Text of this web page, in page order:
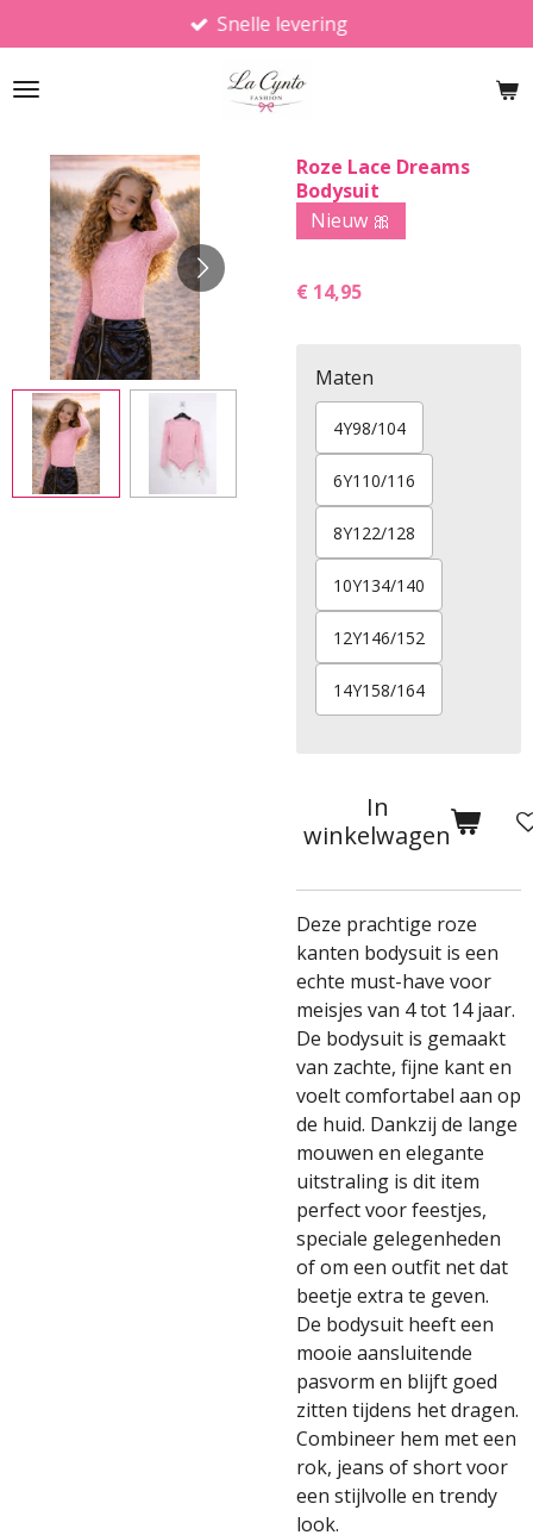
direct
naar
Snelle levering
Roze Lace Dreams
Bodysuit
Nieuw 🎀
€ 14,95
Maten
4Y98/104
6Y110/116
8Y122/128
10Y134/140
12Y146/152
14Y158/164
In
winkelwagen
Deze prachtige roze
kanten bodysuit is een
echte must-have voor
meisjes van 4 tot 14 jaar.
De bodysuit is gemaakt
van zachte, fijne kant en
voelt comfortabel aan op
de huid. Dankzij de lange
mouwen en elegante
uitstraling is dit item
perfect voor feestjes,
speciale gelegenheden
of om een outfit net dat
beetje extra te geven.
De bodysuit heeft een
mooie aansluitende
pasvorm en blijft goed
zitten tijdens het dragen.
Combineer hem met een
rok, jeans of short voor
een stijlvolle en trendy
look.